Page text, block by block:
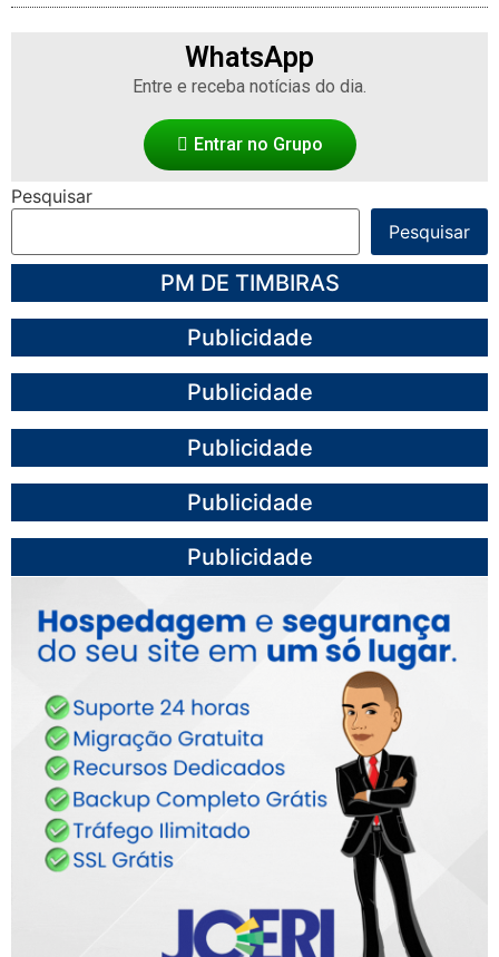
WhatsApp
Entre e receba notícias do dia.
Entrar no Grupo
Pesquisar
Pesquisar
PM DE TIMBIRAS
Publicidade
Publicidade
Publicidade
Publicidade
Publicidade